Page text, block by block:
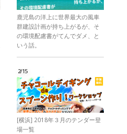
鹿児島の洋上に世界最大の風車
群建設計画が持ち上がるが、そ
の環境配慮書がてんでダメ、と
いう話。
2/15
[横浜] 2018年３月のテンダー登
場一覧